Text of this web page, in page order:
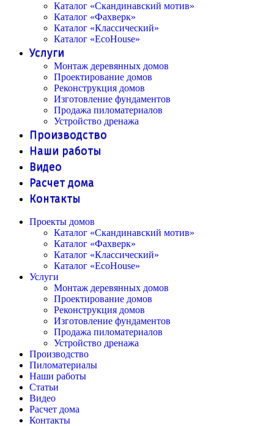
Каталог «Скандинавский мотив»
Каталог «Фахверк»
Каталог «Классический»
Каталог «EcoHouse»
Услуги
Монтаж деревянных домов
Проектирование домов
Реконструкция домов
Изготовление фундаментов
Продажа пиломатериалов
Устройство дренажа
Производство
Наши работы
Видео
Расчет дома
Контакты
Проекты домов
Каталог «Скандинавский мотив»
Каталог «Фахверк»
Каталог «Классический»
Каталог «EcoHouse»
Услуги
Монтаж деревянных домов
Проектирование домов
Реконструкция домов
Изготовление фундаментов
Продажа пиломатериалов
Устройство дренажа
Производство
Пиломатериалы
Наши работы
Статьи
Видео
Расчет дома
Контакты